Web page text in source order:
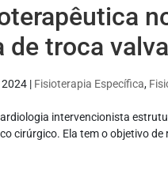
de troca
2024 | Fisioterapia Específica,
intervencionista
cirúrgico. Ela tem o objetivo